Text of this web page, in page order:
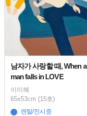
남자가 사랑할 때, When a
man falls in LOVE
이미혜
65x53cm (15호)
렌탈/전시중